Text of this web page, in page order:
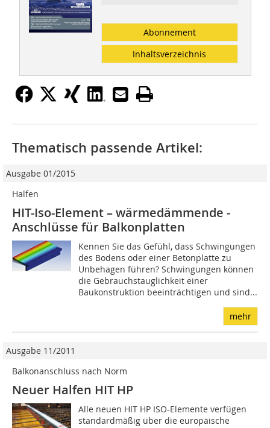
Abonnement
Inhaltsverzeichnis
Thematisch passende Artikel:
Ausgabe 01/2015
Halfen
HIT-Iso-Element – wärmedämmende ­
Anschlüsse für ­Balkonplatten
Kennen Sie das Gefühl, dass Schwingungen
des Bodens oder einer Betonplatte zu
Unbehagen führen? Schwingungen können
die Gebrauchstauglichkeit einer
Baukonstruktion beeinträchtigen und sind...
mehr
Ausgabe 11/2011
Balkonanschluss nach Norm
Neuer Halfen HIT HP
Alle neuen HIT HP ISO-Elemente verfügen
standard­mäßig über die europäische